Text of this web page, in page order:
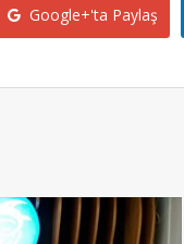
Google+'ta Paylaş